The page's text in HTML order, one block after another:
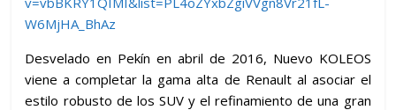
W6MjHA_BhAz
Desvelado en Pekín en abril de 2016, Nuevo KOLEOS
viene a completar la gama alta de Renault al asociar el
estilo robusto de los SUV y el refinamiento de una gran